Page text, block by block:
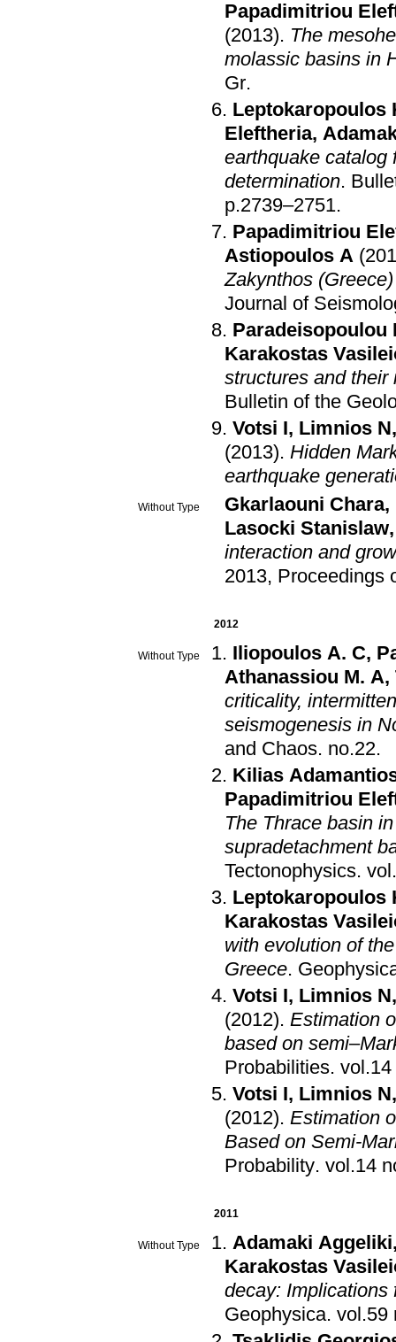
Papadimitriou
(2013). The
molassic basins in
Gr.
Leptokaropoulos
Eleftheria,
earthquake catalog
determination.
p.2739–2751.
Papadimitriou
Astiopoulos A
Zakynthos
Journal of
Paradeisopoulou
Karakostas
structures and their
Bulletin of the
Votsi I, Limnios N
(2013). Hidden
earthquake
Without Type Gkarlaouni Chara,
Lasocki Stanislaw
interaction and
2013, Proceedings
2012
Without Type Iliopoulos A. C,
Athanassiou M. A,
criticality,
seismogenesis in
and Chaos. no.22.
Kilias
Papadimitriou
The Thrace basin
supradetachment
Tectonophysics.
Leptokaropoulos
Karakostas
with evolution of
Greece.
Votsi I, Limnios N
(2012). Estimation
based on
Probabilities.
Votsi I, Limnios N
(2012). Estimation
Based on Semi-
Probability.
2011
Without Type Adamaki Aggeliki
Karakostas
decay: Implications
Geophysica.